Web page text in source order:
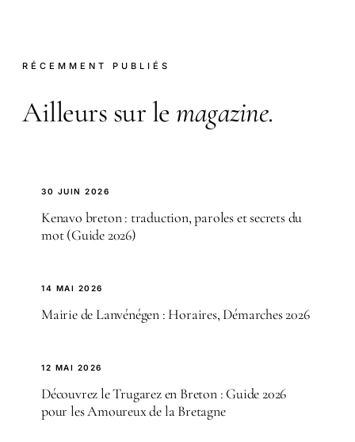
RÉCEMMENT PUBLIÉS
Ailleurs sur le magazine.
30 JUIN 2026
Kenavo breton : traduction, paroles et secrets du
mot (Guide 2026)
14 MAI 2026
Mairie de Lanvénégen : Horaires, Démarches 2026
12 MAI 2026
Découvrez le Trugarez en Breton : Guide 2026
pour les Amoureux de la Bretagne